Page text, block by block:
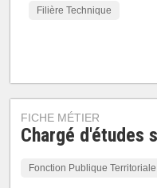
Filière Technique
FICHE MÉTIER
Chargé d'études
Fonction Publique Territoriale